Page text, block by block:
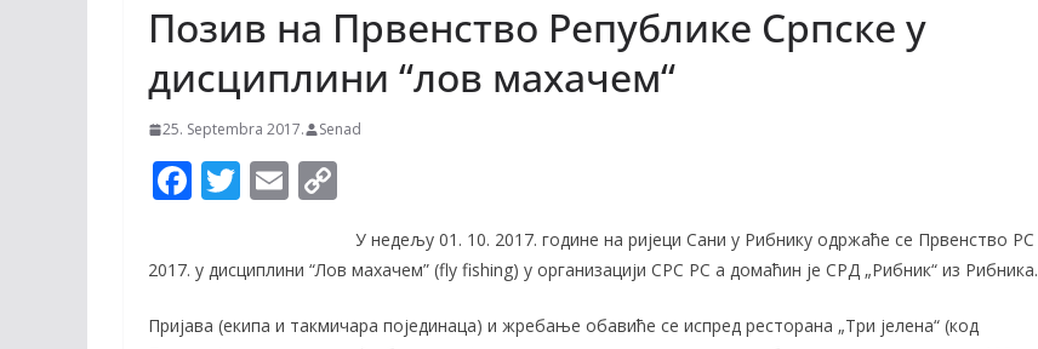
Позив на Првенство Републике Српске у
дисциплини “лов махачем“
25. Septembra 2017. Senad
F
e
b
o
T
itt
er
E
ai p
Li
У недељу 01. 10. 2017. године на ријеци Сани у Рибнику одржаће се Првенство РС
2017. у дисциплини “Лов махачем” (flу fishing) у организацији СРС РС а домаћин је СРД „Рибник“ из Рибника.
Пријава (екипа и такмичара појединаца) и жребање обавиће се испред ресторана „Три јелена“ (код